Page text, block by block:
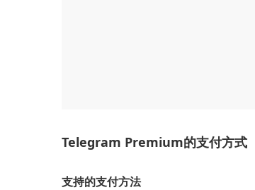
Telegram Premium的支付方式
支持的支付方法